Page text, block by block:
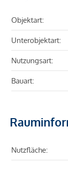
Objektart:
Unterobjektart:
Nutzungsart:
Bauart:
Nutzfläche: